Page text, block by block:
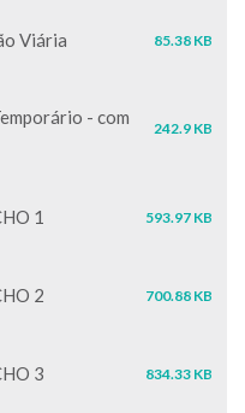
Viária 85.38 KB
- com
242.9 KB
1 593.97 KB
2 700.88 KB
3 834.33 KB